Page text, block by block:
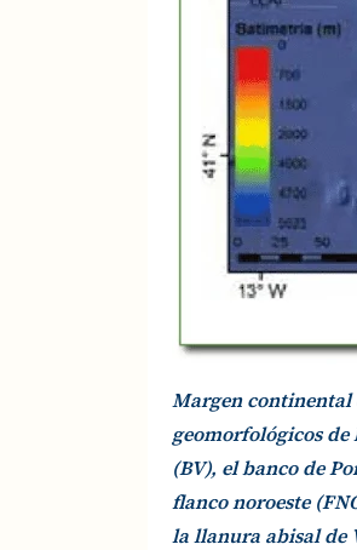
Margen continental
geomorfológicos de
(BV), el banco de
flanco noroeste
la llanura abisal de